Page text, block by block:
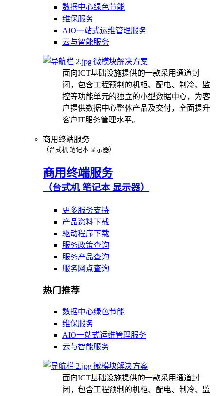
数据中心绿色节能
维保服务
AIO一站式运维管理服务
云与智能服务
微模块解决方案
面向ICT基础设施提供的一款采用通道封
闭，包含工程预制的机柜、配电、制冷、监
控等功能单元的独立的小型数据中心，为客
户提供数据中心整体产品及交付，全面提升
客户IT服务管理水平。
商用终端服务
（台式机 笔记本 显示器）
商用终端服务
（台式机 笔记本 显示器）
更多服务支持
产品资料下载
驱动程序下载
服务政策查询
服务产品查询
服务网点查询
热门推荐
数据中心绿色节能
维保服务
AIO一站式运维管理服务
云与智能服务
微模块解决方案
面向ICT基础设施提供的一款采用通道封
闭，包含工程预制的机柜、配电、制冷、监